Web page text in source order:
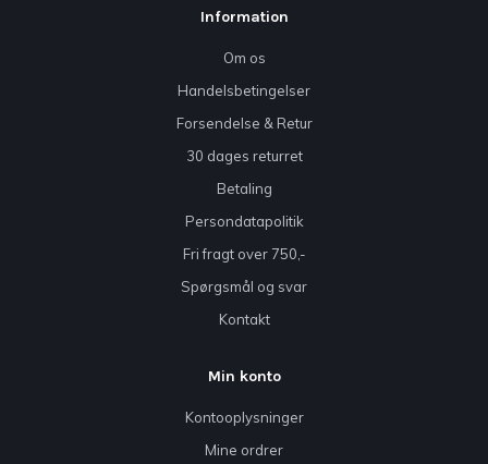
Information
Om os
Handelsbetingelser
Forsendelse & Retur
30 dages returret
Betaling
Persondatapolitik
Fri fragt over 750,-
Spørgsmål og svar
Kontakt
Min konto
Kontooplysninger
Mine ordrer